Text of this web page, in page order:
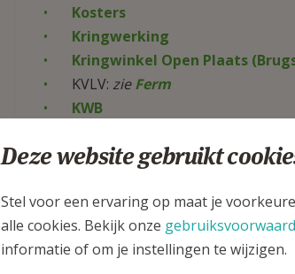
Kosters
Kringwerking
Kringwinkel Open Plaats
KVLV: zieFerm
KWB
Landelijke Gilden
Leefhuis Sint-Jan
Leerhuis van de Kerkvaders
Lokale werkgroep
Deze website gebruikt
Stel voor een ervaring op maat je
alle cookies. Bekijk onze
informatie of om je instellingen te wijzigen.